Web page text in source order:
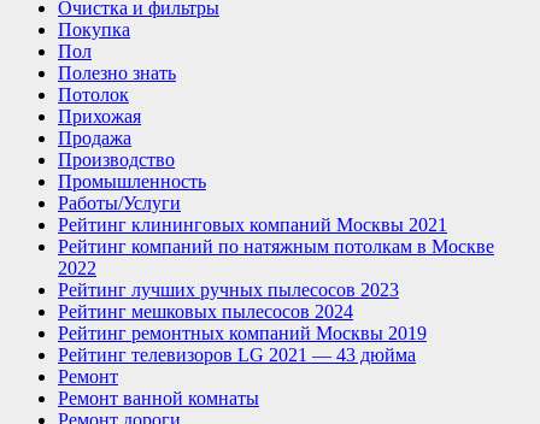
Очистка и фильтры
Покупка
Пол
Полезно знать
Потолок
Прихожая
Продажа
Производство
Промышленность
Работы/Услуги
Рейтинг клининговых компаний Москвы 2021
Рейтинг компаний по натяжным потолкам в Москве
2022
Рейтинг лучших ручных пылесосов 2023
Рейтинг мешковых пылесосов 2024
Рейтинг ремонтных компаний Москвы 2019
Рейтинг телевизоров LG 2021 — 43 дюйма
Ремонт
Ремонт ванной комнаты
Ремонт дороги